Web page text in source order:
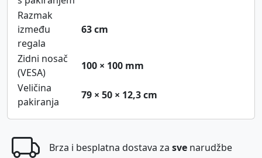
Razmak
između
regala
63 cm
Zidni nosač
(VESA)
100 × 100 mm
Veličina
pakiranja
79 × 50 × 12,3 cm
Brza i besplatna dostava za sve narudžbe